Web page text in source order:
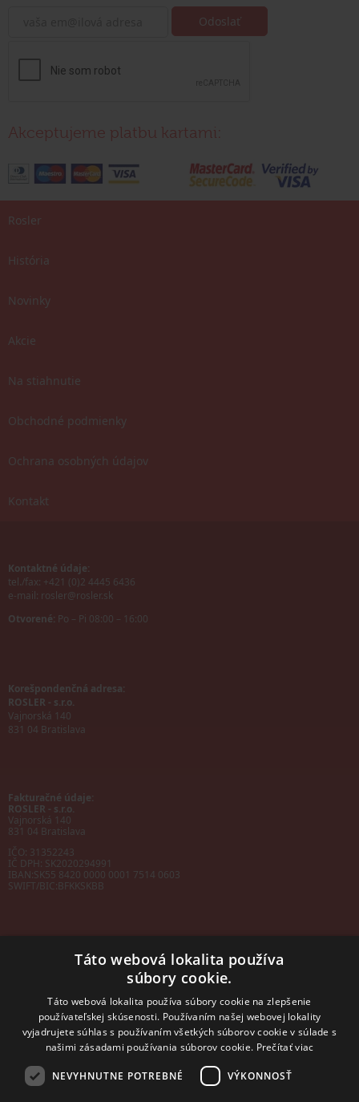
Akceptujeme platbu kartami:
Rosler
História
Novinky
Akcie
Na stiahnutie
Obchodné podmienky
Ochrana osobných údajov
Kontakt
Kontaktné údaje:
tel./fax: +421 (0)2 4445 6436
e-mail: rosler@rosler.sk
Otvorené: Po – Pi 08:00 – 16:00
Korešpondenčná adresa:
ROSLER - s.r.o.
Vajnorská 140
831 04 Bratislava
Fakturačné údaje:
ROSLER - s.r.o.
Vajnorská 140
831 04 Bratislava
IČO: 31352243
IČ DPH: SK2020294991
IBAN:SK55 8420 0000 0001 7514 0603
SWIFT/BIC:BFKKSKBB
sales@rosler.sk
Regionálni zástupcovia
Západ a stred:
+421 903 728 402
Východ
mobil: +421 901 728 409
Táto webová lokalita používa
súbory cookie.
Táto webová lokalita používa súbory cookie na zlepšenie
používateľskej skúsenosti. Používaním našej webovej lokality
vyjadrujete súhlas s používaním všetkých súborov cookie v súlade s
našimi zásadami používania súborov cookie. Prečítať viac
NEVYHNUTNE POTREBNÉ VÝKONNOSŤ